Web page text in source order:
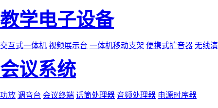
教学电子设备
交互式一体机 视频展示台 一体机移动支架 便携式扩音器 无线
会议系统
功放 调音台 会议终端 话筒处理器 音频处理器 电源时序器